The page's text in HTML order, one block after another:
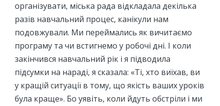
організувати, міська рада відкладала декілька
разів навчальний процес, канікули нам
подовжували. Ми переймались як вичитаємо
програму та чи встигнемо у робочі дні. І коли
закінчився навчальний рік і я підводила
підсумки на нараді, я сказала: «Ті, хто виїхав, ви
у кращій ситуації в тому, що якість ваших уроків
була краще». Бо уявіть, коли йдуть обстріли і ми